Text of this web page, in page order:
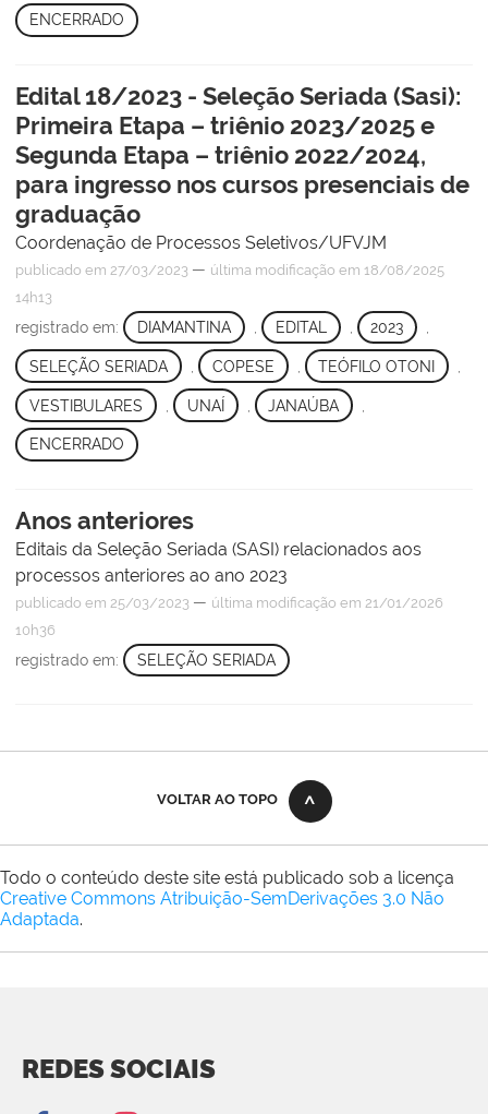
ENCERRADO
Edital 18/2023 - Seleção Seriada (Sasi):
Primeira Etapa – triênio 2023/2025 e
Segunda Etapa – triênio 2022/2024,
para ingresso nos cursos presenciais de
graduação
Coordenação de Processos Seletivos/UFVJM
publicado em 27/03/2023 — última modificação em 18/08/2025
14h13
registrado em: DIAMANTINA EDITAL 2023
SELEÇÃO SERIADA COPESE TEÓFILO OTONI
VESTIBULARES UNAÍ JANAÚBA
ENCERRADO
Anos anteriores
Editais da Seleção Seriada (SASI) relacionados aos
processos anteriores ao ano 2023
publicado em 25/03/2023 — última modificação em 21/01/2026
10h36
registrado em: SELEÇÃO SERIADA
VOLTAR AO TOPO
Todo o conteúdo deste site está publicado sob a licença
Creative Commons Atribuição-SemDerivações 3.0 Não
Adaptada.
REDES SOCIAIS